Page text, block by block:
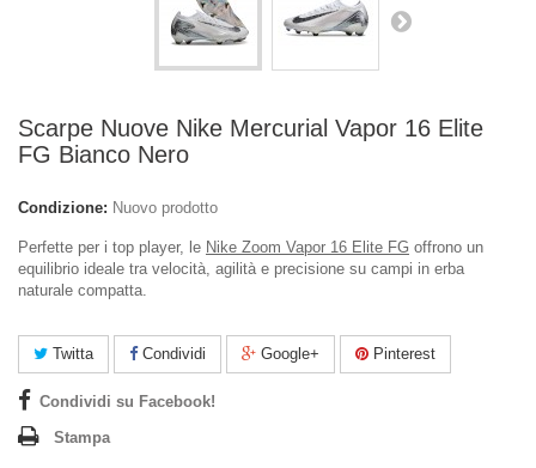
Scarpe Nuove Nike Mercurial Vapor 16 Elite
FG Bianco Nero
Condizione: Nuovo prodotto
Perfette per i top player, le Nike Zoom Vapor 16 Elite FG offrono un
equilibrio ideale tra velocità, agilità e precisione su campi in erba
naturale compatta.
Twitta Condividi Google+ Pinterest
Condividi su Facebook!
Stampa